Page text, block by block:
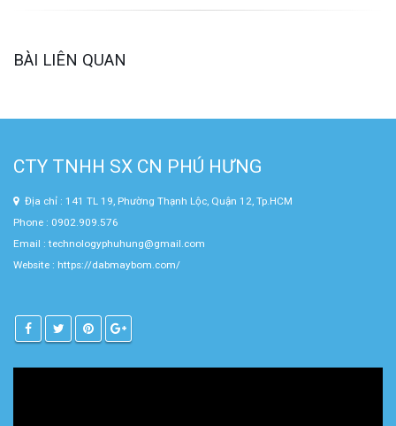
BÀI LIÊN QUAN
CTY TNHH SX CN PHÚ HƯNG
Địa chỉ : 141 TL 19, Phường Thạnh Lộc, Quận 12, Tp.HCM
Phone : 0902.909.576
Email : technologyphuhung@gmail.com
Website : https://dabmaybom.com/